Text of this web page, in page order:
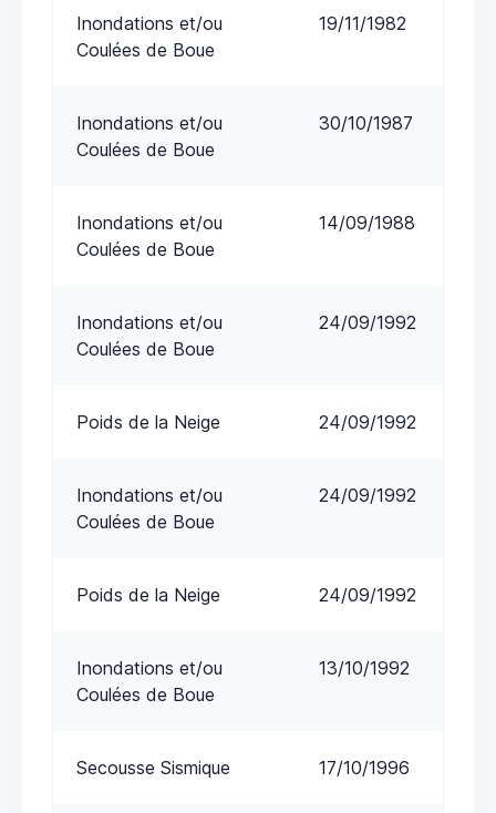
Inondations et/ou
Coulées de Boue
19/11/1982
Inondations et/ou
Coulées de Boue
30/10/1987
Inondations et/ou
Coulées de Boue
14/09/1988
Inondations et/ou
Coulées de Boue
24/09/1992
Poids de la Neige 24/09/1992
Inondations et/ou
Coulées de Boue
24/09/1992
Poids de la Neige 24/09/1992
Inondations et/ou
Coulées de Boue
13/10/1992
Secousse Sismique 17/10/1996